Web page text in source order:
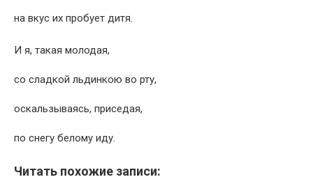
на вкус их пробует дитя.
И я, такая молодая,
со сладкой льдинкою во рту,
оскальзываясь, приседая,
по снегу белому иду.
Читать похожие записи: